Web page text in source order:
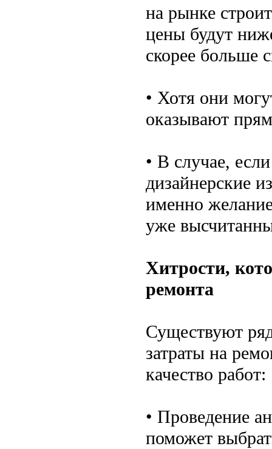
на рынке
цены будут
скорее больше
• Хотя они
оказывают
• В случае,
дизайнерские
именно
уже
Хитрости,
ремонта
Существуют
затраты на
качество работ:
• Проведение
поможет